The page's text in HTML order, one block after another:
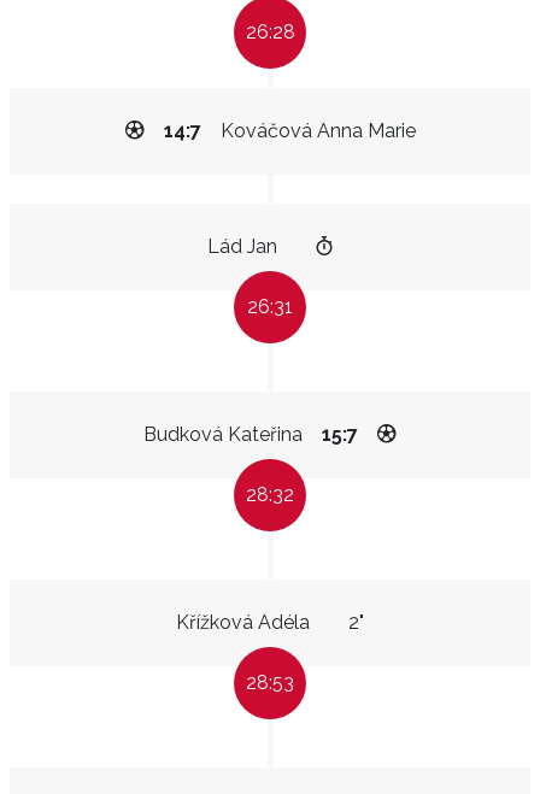
26:28
Kováčová Anna Marie
14:7
Lád Jan
26:31
Budková Kateřina 15:7
28:32
Křížková Adéla 2"
28:53